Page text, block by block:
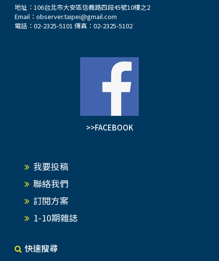
地址：106台北市大安區信義路四段45號10樓之2
Email： observer.taipei@gmail.com
電話：02-2325-5101 傳真：02-2325-5102
>>FACEBOOK
我要投稿
聯絡我們
訂閱方案
1-10期雜誌
快速搜尋